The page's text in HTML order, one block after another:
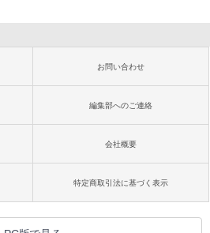
お問い合わせ
編集部へのご連絡
会社概要
特定商取引法に基づく表示